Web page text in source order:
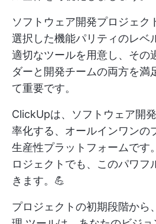
ソフトウェア開発プロジェク
選択した機能パリティのレベ
適切なツールを用意し、その
ダーと開発チームの両方を満
て重要です。
ClickUpは、ソフトウェア開
率化する、オールインワンの
生産性プラットフォームです
ロジェクトでも、このパワフ
きます。💪
プロジェクトの初期段階から